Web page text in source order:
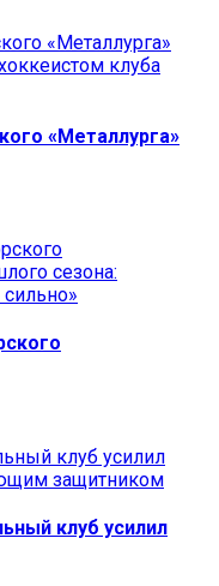
«Металлурга»
клуб усилил